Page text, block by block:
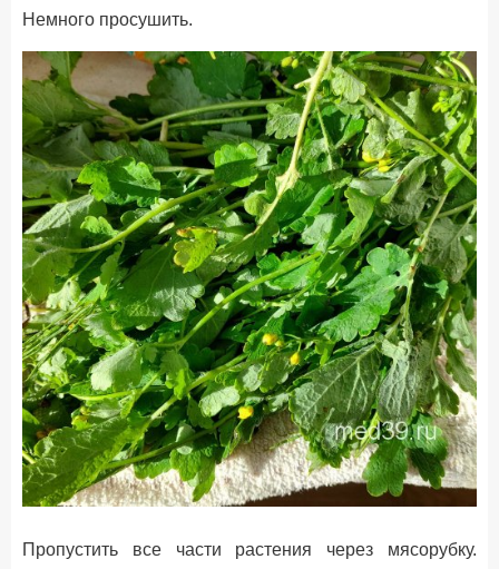
Немного просушить.
Пропустить все части растения через мясорубку.